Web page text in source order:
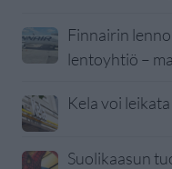
Finnairin
lentoyhtiö –
Kela voi
Suolikaasun